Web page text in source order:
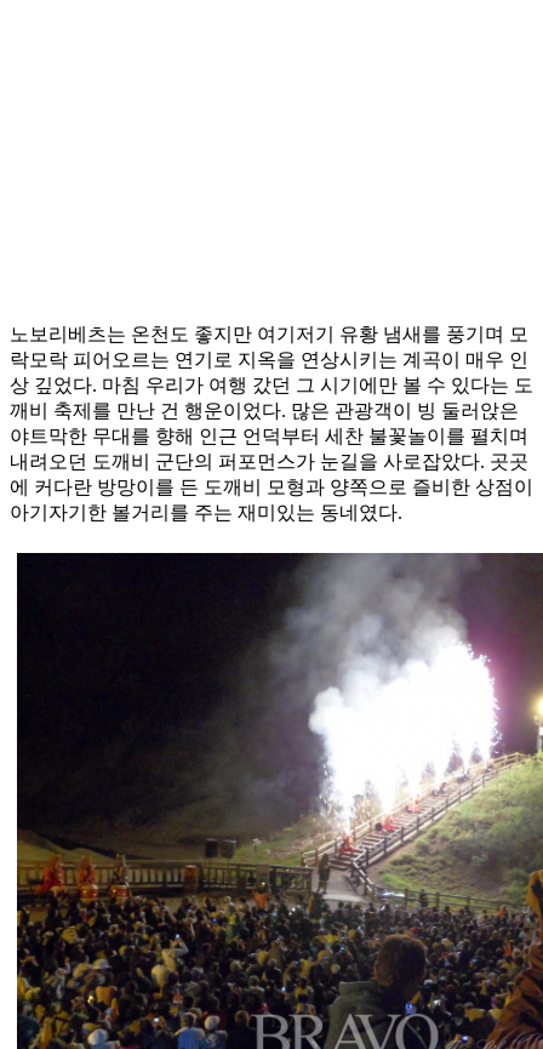
노보리베츠는 온천도 좋지만 여기저기 유황 냄새를 풍기며 모
락모락 피어오르는 연기로 지옥을 연상시키는 계곡이 매우 인
상 깊었다. 마침 우리가 여행 갔던 그 시기에만 볼 수 있다는 도
깨비 축제를 만난 건 행운이었다. 많은 관광객이 빙 둘러앉은
야트막한 무대를 향해 인근 언덕부터 세찬 불꽃놀이를 펼치며
내려오던 도깨비 군단의 퍼포먼스가 눈길을 사로잡았다. 곳곳
에 커다란 방망이를 든 도깨비 모형과 양쪽으로 즐비한 상점이
아기자기한 볼거리를 주는 재미있는 동네였다.